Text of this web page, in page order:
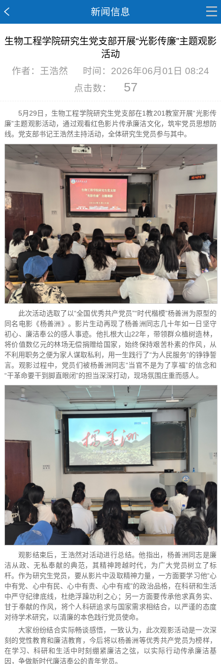
新闻信息
生物工程学院研究生党支部开展“光影传廉”主题观影
活动
作者：王浩然
时间：2026年06月01日 08:24
点击数：
57
5月29日，生物工程学院研究生党支部在1教201教室开展“光影传
廉”主题观影活动，通过观看红色影片传承廉洁文化，筑牢党员思想防
线。党支部书记王浩然主持活动，全体研究生党员参与其中。
此次活动选取了以“全国优秀共产党员”“时代楷模”杨善洲为原型的
同名电影《杨善洲》。影片生动再现了杨善洲同志几十年如一日坚守
初心、廉洁奉公的感人事迹。他扎根大山22年，带领群众植树造林，
将价值数亿元的林场无偿捐赠给国家，始终保持艰苦朴素的作风，从
不利用职务之便为家人谋取私利，用一生践行了“为人民服务”的铮铮誓
言。观影过程中，党员们被杨善洲同志“当官不是为了享福”的信念和
“干革命要干到脚直眼闭”的担当深深打动，现场氛围庄重而感人。
观影结束后，王浩然对活动进行总结。他指出，杨善洲同志是廉
洁从政、无私奉献的典范，其精神跨越时代，为广大党员树立了标
杆。作为研究生党员，要从影片中汲取精神力量，一方面要学习他“心
中有党、心中有民、心中有责、心中有戒”的政治品格，在科研和生活
中严守纪律底线，杜绝浮躁功利之心；另一方面要传承他求真务实、
甘于奉献的作风，将个人科研追求与国家需求相结合，以严谨的态度
对待学术研究，以清廉的本色践行党员使命。
大家纷纷结合实际畅谈感悟，一致认为，此次观影活动是一次深
刻的党性教育和廉洁教育，今后将以杨善洲等优秀共产党员为榜样，
在学习、科研和生活中时刻绷紧廉洁之弦，以实际行动传承廉洁基
因，争做新时代廉洁奉公的青年党员。